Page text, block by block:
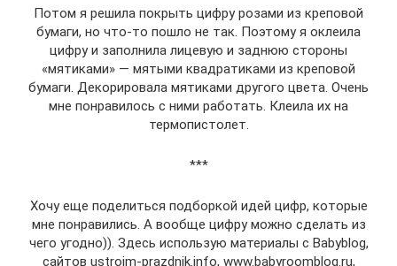
Потом я решила покрыть цифру розами из креповой
бумаги, но что-то пошло не так. Поэтому я оклеила
цифру и заполнила лицевую и заднюю стороны
«мятиками» — мятыми квадратиками из креповой
бумаги. Декорировала мятиками другого цвета. Очень
мне понравилось с ними работать. Клеила их на
термопистолет.
***
Хочу еще поделиться подборкой идей цифр, которые
мне понравились. А вообще цифру можно сделать из
чего угодно)). Здесь использую материалы с Babyblog,
сайтов ustroim-prazdnik.info, www.babyroomblog.ru,